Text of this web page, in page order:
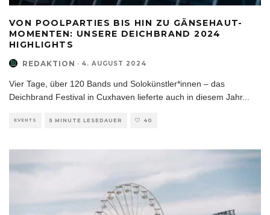
VON POOLPARTIES BIS HIN ZU GÄNSEHAUT-
MOMENTEN: UNSERE DEICHBRAND 2024
HIGHLIGHTS
REDAKTION · 4. AUGUST 2024
Vier Tage, über 120 Bands und Solokünstler*innen – das
Deichbrand Festival in Cuxhaven lieferte auch in diesem Jahr...
EVENTS 5 MINUTE LESEDAUER 40